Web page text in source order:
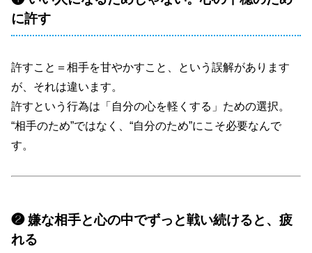
に許す
許すこと＝相手を甘やかすこと、という誤解があります
が、それは違います。
許すという行為は「自分の心を軽くする」ための選択。
“相手のため”ではなく、“自分のため”にこそ必要なんで
す。
❷ 嫌な相手と心の中でずっと戦い続けると、疲
れる